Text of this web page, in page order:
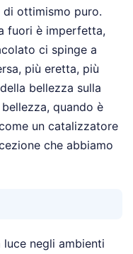
di ottimismo puro.
fuori è imperfetta,
ci spinge a
più eretta, più
bellezza sulla
quando è
un catalizzatore
che abbiamo
negli ambienti